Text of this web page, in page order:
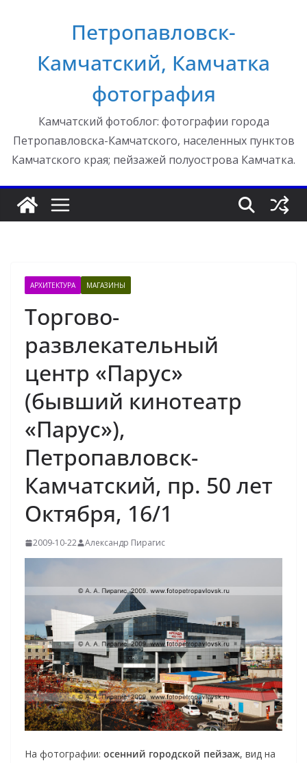
Петропавловск-
Камчатский, Камчатка
фотография
Камчатский фотоблог: фотографии города
Петропавловска-Камчатского, населенных пунктов
Камчатского края; пейзажей полуострова Камчатка.
АРХИТЕКТУРА МАГАЗИНЫ
Торгово-
развлекательный
центр «Парус»
(бывший кинотеатр
«Парус»),
Петропавловск-
Камчатский, пр. 50 лет
Октября, 16/1
2009-10-22 Александр Пирагис
На фотографии: осенний городской пейзаж, вид на